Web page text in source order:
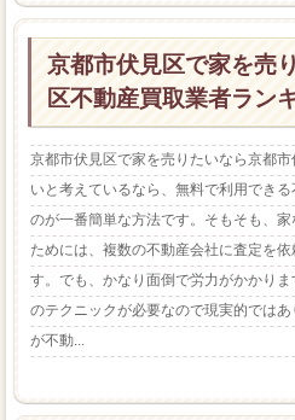
京都市伏見区で家を売
区不動産買取業者ラン
京都市伏見区で家を売りたいなら京都
いと考えているなら、無料で利用でき
のが一番簡単な方法です。そもそも、
ためには、複数の不動産会社に査定を
す。でも、かなり面倒で労力がかかり
のテクニックが必要なので現実的では
が不動...